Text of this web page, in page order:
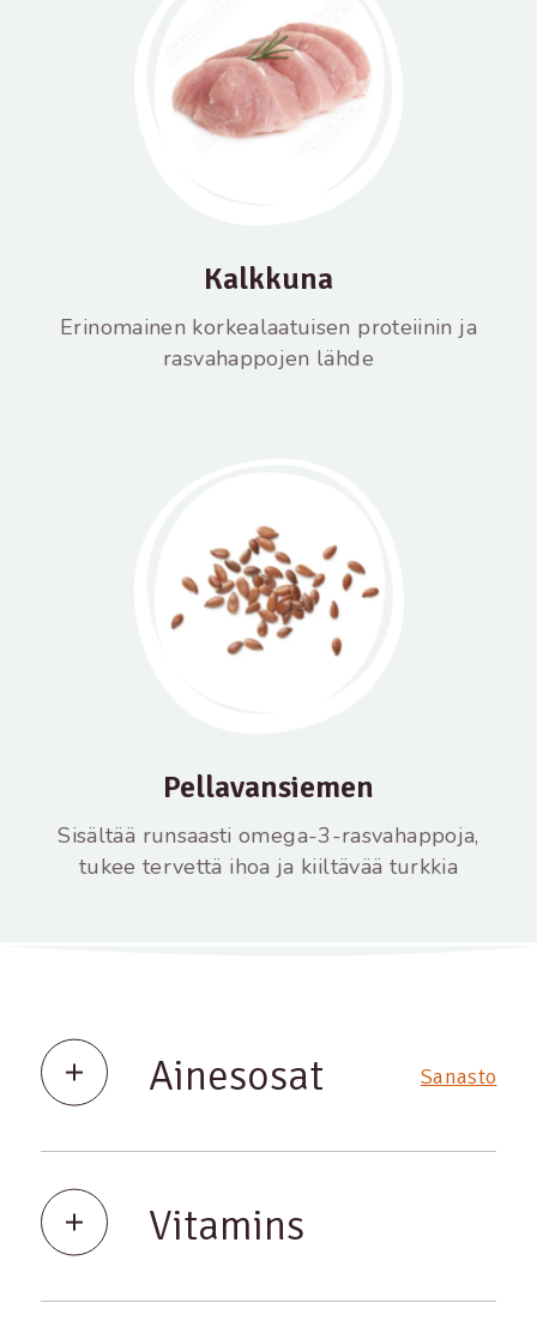
Kalkkuna
Erinomainen korkealaatuisen proteiinin ja
rasvahappojen lähde
Pellavansiemen
Sisältää runsaasti omega-3-rasvahappoja,
tukee tervettä ihoa ja kiiltävää turkkia
Ainesosat Sanasto
Vitamins